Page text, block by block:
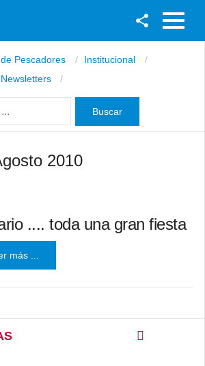
Youtube
Instagram
Pescadores
Institucional
Newsletters
2010
.... toda una gran fiesta
más ...